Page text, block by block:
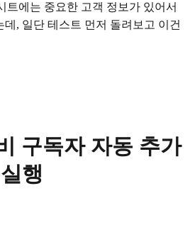
에는 중요한 고객 정보가 있어서
, 일단 테스트 먼저 돌려보고 이건
구독자 자동 추가
행